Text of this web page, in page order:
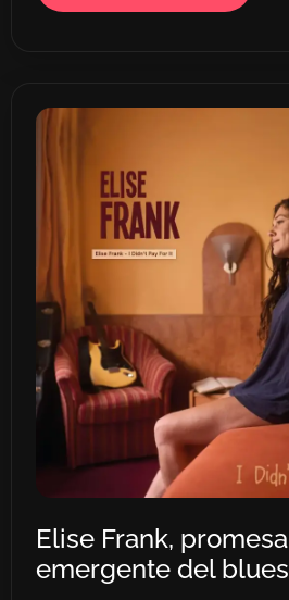
Elise Frank, promesa
emergente del blues